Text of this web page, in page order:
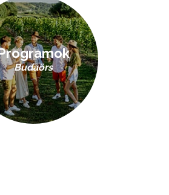
Budaörs